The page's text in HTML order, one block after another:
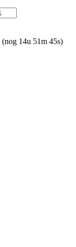
(nog 14u 51m 45s)